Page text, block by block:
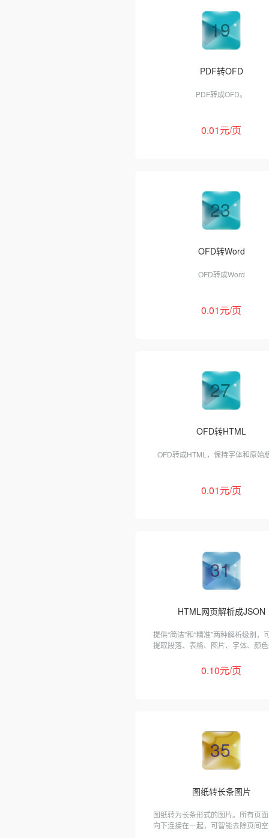
19
PDF转OFD
PDF转成OFD。
0.01元/页
23
OFD转Word
OFD转成Word
0.01元/页
27
OFD转HTML
OFD转成HTML，保持字体和原始
0.01元/页
31
HTML网页解析成JSON
提供“简洁”和“精准”两种解析级别，
提取段落、表格、图片、字体、颜
0.10元/页
35
图纸转长条图片
图纸转为长条形式的图片。所有页
向下连接在一起，可智能去除页间